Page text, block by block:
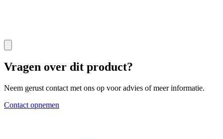
Vragen over dit product?
Neem gerust contact met ons op voor advies of meer informatie.
Contact opnemen